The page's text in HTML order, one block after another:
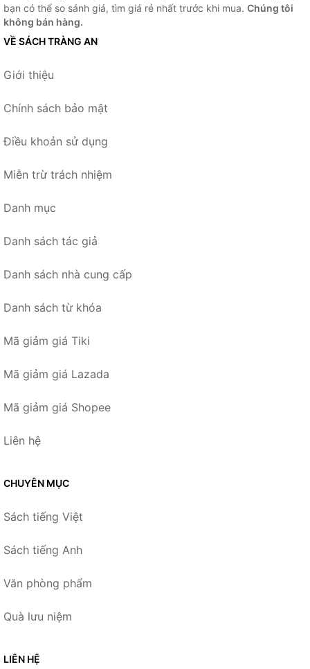
bạn có thể so sánh giá, tìm giá rẻ nhất trước khi mua. Chúng tôi
không bán hàng.
VỀ SÁCH TRÀNG AN
Giới thiệu
Chính sách bảo mật
Điều khoản sử dụng
Miễn trừ trách nhiệm
Danh mục
Danh sách tác giả
Danh sách nhà cung cấp
Danh sách từ khóa
Mã giảm giá Tiki
Mã giảm giá Lazada
Mã giảm giá Shopee
Liên hệ
CHUYÊN MỤC
Sách tiếng Việt
Sách tiếng Anh
Văn phòng phẩm
Quà lưu niệm
LIÊN HỆ